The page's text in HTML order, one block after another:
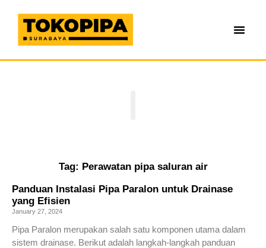
Tag: Perawatan pipa saluran air
Panduan Instalasi Pipa Paralon untuk Drainase
yang Efisien
January 27, 2024
Pipa Paralon merupakan salah satu komponen utama dalam
sistem drainase. Berikut adalah langkah-langkah panduan